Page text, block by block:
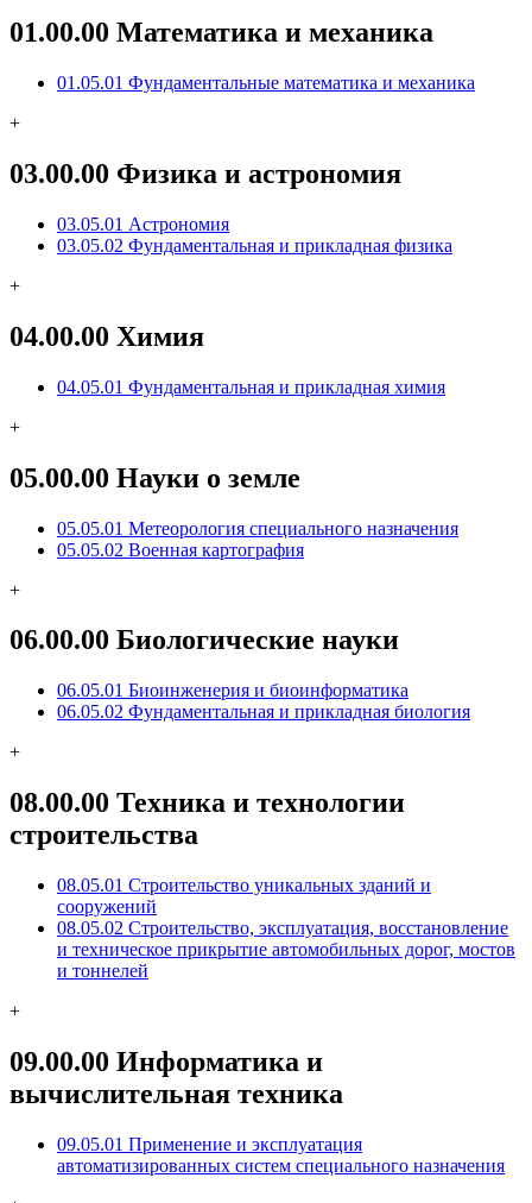
01.00.00 Математика и механика
01.05.01 Фундаментальные математика и механика
+
03.00.00 Физика и астрономия
03.05.01 Астрономия
03.05.02 Фундаментальная и прикладная физика
+
04.00.00 Химия
04.05.01 Фундаментальная и прикладная химия
+
05.00.00 Науки о земле
05.05.01 Метеорология специального назначения
05.05.02 Военная картография
+
06.00.00 Биологические науки
06.05.01 Биоинженерия и биоинформатика
06.05.02 Фундаментальная и прикладная биология
+
08.00.00 Техника и технологии
строительства
08.05.01 Строительство уникальных зданий и
сооружений
08.05.02 Строительство, эксплуатация, восстановление
и техническое прикрытие автомобильных дорог, мостов
и тоннелей
+
09.00.00 Информатика и
вычислительная техника
09.05.01 Применение и эксплуатация
автоматизированных систем специального назначения